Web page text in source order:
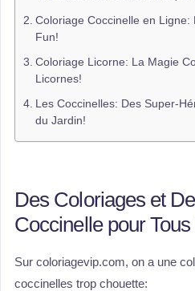
Coloriage Coccinelle en Ligne:
Fun!
Coloriage Licorne: La Magie
Licornes!
Les Coccinelles: Des Super-
du Jardin!
Des Coloriages et
Coccinelle pour
Sur coloriagevip.com, on a une
coccinelles trop chouette: